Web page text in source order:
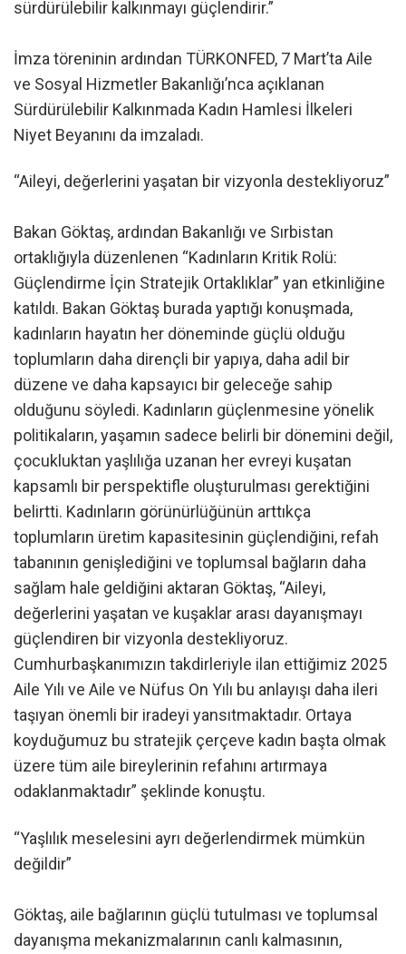
sürdürülebilir kalkınmayı güçlendirir.”
İmza töreninin ardından TÜRKONFED, 7 Mart’ta Aile
ve Sosyal Hizmetler Bakanlığı’nca açıklanan
Sürdürülebilir Kalkınmada Kadın Hamlesi İlkeleri
Niyet Beyanını da imzaladı.
“Aileyi, değerlerini yaşatan bir vizyonla destekliyoruz”
Bakan Göktaş, ardından Bakanlığı ve Sırbistan
ortaklığıyla düzenlenen “Kadınların Kritik Rolü:
Güçlendirme İçin Stratejik Ortaklıklar” yan etkinliğine
katıldı. Bakan Göktaş burada yaptığı konuşmada,
kadınların hayatın her döneminde güçlü olduğu
toplumların daha dirençli bir yapıya, daha adil bir
düzene ve daha kapsayıcı bir geleceğe sahip
olduğunu söyledi. Kadınların güçlenmesine yönelik
politikaların, yaşamın sadece belirli bir dönemini değil,
çocukluktan yaşlılığa uzanan her evreyi kuşatan
kapsamlı bir perspektifle oluşturulması gerektiğini
belirtti. Kadınların görünürlüğünün arttıkça
toplumların üretim kapasitesinin güçlendiğini, refah
tabanının genişlediğini ve toplumsal bağların daha
sağlam hale geldiğini aktaran Göktaş, “Aileyi,
değerlerini yaşatan ve kuşaklar arası dayanışmayı
güçlendiren bir vizyonla destekliyoruz.
Cumhurbaşkanımızın takdirleriyle ilan ettiğimiz 2025
Aile Yılı ve Aile ve Nüfus On Yılı bu anlayışı daha ileri
taşıyan önemli bir iradeyi yansıtmaktadır. Ortaya
koyduğumuz bu stratejik çerçeve kadın başta olmak
üzere tüm aile bireylerinin refahını artırmaya
odaklanmaktadır” şeklinde konuştu.
“Yaşlılık meselesini ayrı değerlendirmek mümkün
değildir”
Göktaş, aile bağlarının güçlü tutulması ve toplumsal
dayanışma mekanizmalarının canlı kalmasının,